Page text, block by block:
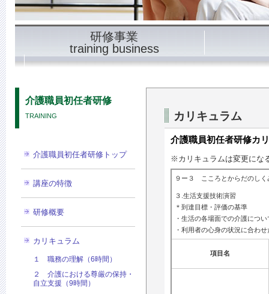
研修事業
training business
介護福祉士実務者研修
カリキュラム
介護職員初任者研修カ
※カリキュラムは変更にな
９ー３ こころとからだのしく
３.生活支援技術演習
＊到達目標・評価の基準
・生活の各場面での介護につ
・利用者の心身の状況に合わ
項目名
介護職員初任者研修
TRAINING
介護職員初任者研修トップ
講座の特徴
研修概要
カリキュラム
１ 職務の理解（6時間）
２ 介護における尊厳の保持・
自立支援（9時間）